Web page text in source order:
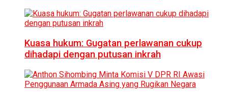
Kuasa hukum: Gugatan perlawanan cukup
dihadapi dengan putusan inkrah